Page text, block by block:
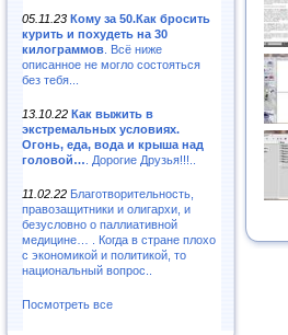
05.11.23 Кому за 50.Как бросить
курить и похудеть на 30
килограммов . Всё ниже
описанное не могло состояться
без тебя...
13.10.22 Как выжить в
экстремальных условиях.
Огонь, еда, вода и крыша над
головой… . Дорогие Друзья!!!..
11.02.22 Благотворительность,
правозащитники и олигархи, и
безусловно о паллиативной
медицине… . Когда в стране плохо
с экономикой и политикой, то
национальный вопрос..
Посмотреть все